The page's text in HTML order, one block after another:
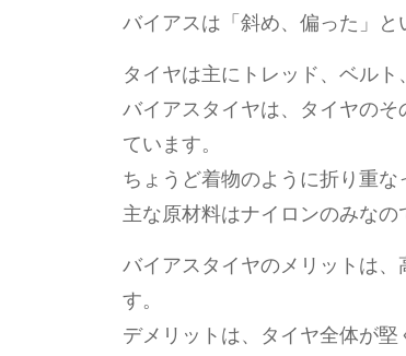
バイアスは「斜め、偏った」と
タイヤは主にトレッド、ベルト
バイアスタイヤは、タイヤの
ています。
ちょうど着物のように折り重な
主な原材料はナイロンのみなの
バイアスタイヤのメリットは
す。
デメリットは、タイヤ全体が